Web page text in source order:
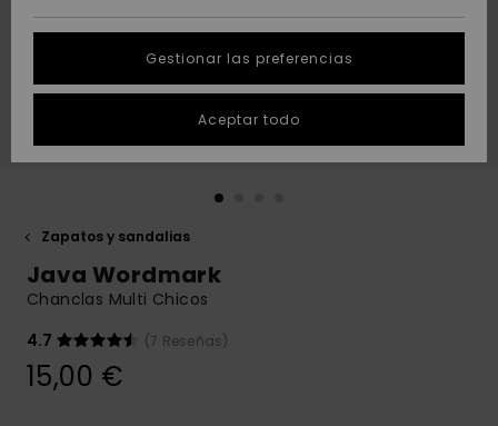
Destacados
Destacados
Inicia una
conversación
más rápida a
conversación
respuestas a
las preguntas
SOSTENIBILIDAD
Zapatos y sandalias
Java Wordmark
Chanclas Multi Chicos
4.7
(7 Reseñas)
15,00 €
Gestionar las preferencias
Aceptar todo